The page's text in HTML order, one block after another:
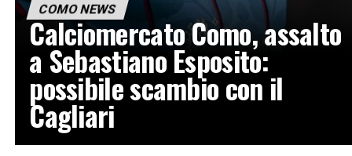
COMO NEWS
Calciomercato Como, assalto
a Sebastiano Esposito:
possibile scambio con il
Cagliari